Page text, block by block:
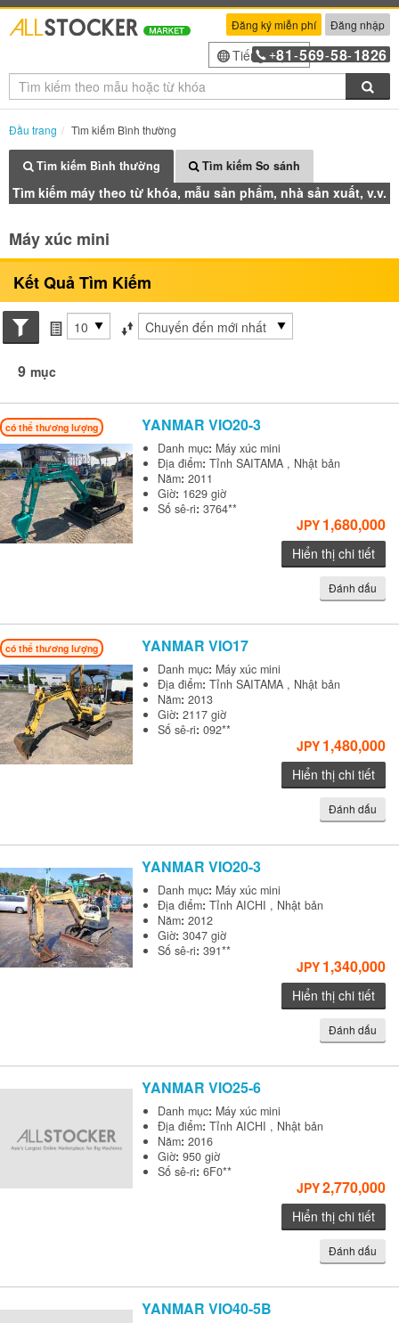
Đăng ký miễn phí Đăng nhập
Tiếng Việt
+81 -569-58-1826
Đầu trang Tìm kiếm Bình thường
Tìm kiếm Bình thường Tìm kiếm So sánh
Tìm kiếm máy theo từ khóa, mẫu sản phẩm, nhà sản xuất, v.v.
Máy xúc mini
Kết Quả Tìm Kiếm
Search conditions
các mục mỗi trang
Sắp xếp theo
9 mục
có thể thương lượng YANMARVIO20-3
Danh mục: Máy xúc mini
Địa điểm:Tỉnh SAITAMA , Nhật bản
Năm:2011
Giờ: 1629 giờ
Số sê-ri:3764**
JPY 1,680,000
Hiển thị chi tiết
Đánh dấu
có thể thương lượng YANMARVIO17
Danh mục: Máy xúc mini
Địa điểm:Tỉnh SAITAMA , Nhật bản
Năm:2013
Giờ:2117 giờ
Số sê-ri:092**
JPY 1,480,000
Hiển thị chi tiết
Đánh dấu
YANMARVIO20-3
Danh mục: Máy xúc mini
Địa điểm:Tỉnh AICHI , Nhật bản
Năm:2012
Giờ:3047 giờ
Số sê-ri:391**
JPY 1,340,000
Hiển thị chi tiết
Đánh dấu
YANMARVIO25-6
Danh mục: Máy xúc mini
Địa điểm:Tỉnh AICHI , Nhật bản
Năm:2016
Giờ:950 giờ
Số sê-ri:6F0**
JPY2,770,000
Hiển thị chi tiết
Đánh dấu
YANMARVIO40-5B